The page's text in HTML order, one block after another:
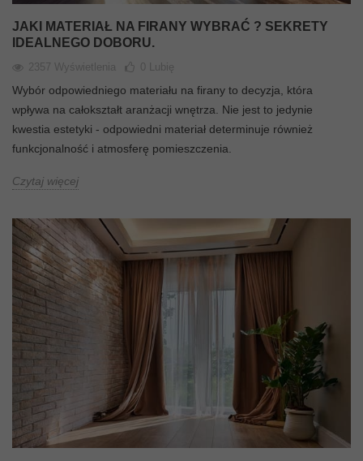
JAKI MATERIAŁ NA FIRANY WYBRAĆ ? SEKRETY
IDEALNEGO DOBORU.
2357 Wyświetlenia Lubię
Wybór odpowiedniego materiału na firany to decyzja, która
wpływa na całokształt aranżacji wnętrza. Nie jest to jedynie
kwestia estetyki - odpowiedni materiał determinuje również
funkcjonalność i atmosferę pomieszczenia.
Czytaj więcej